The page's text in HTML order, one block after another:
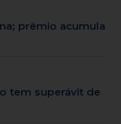
prêmio acumula
tem superávit de